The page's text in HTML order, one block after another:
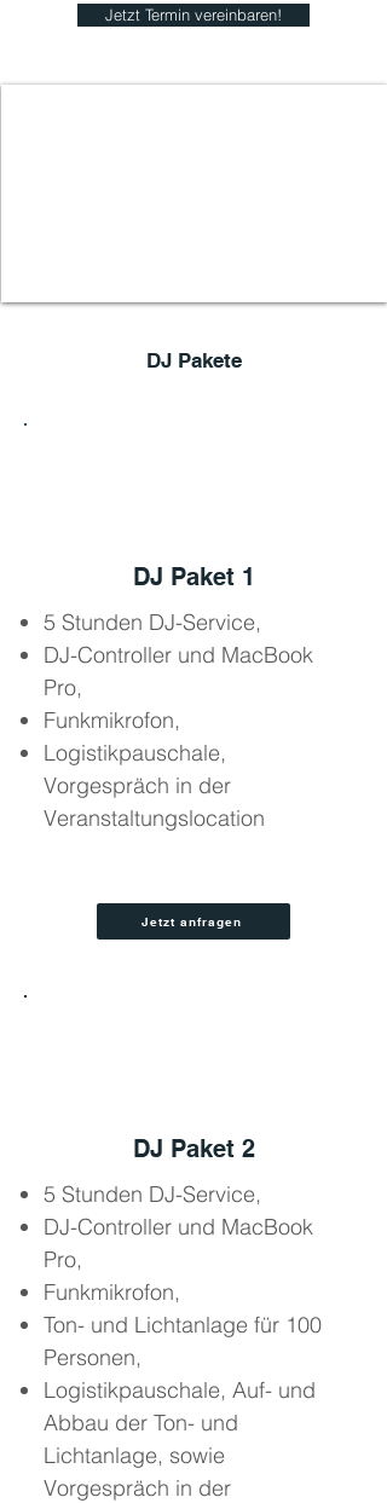
Jetzt Termin vereinbaren!
DJ Pakete
DJ Paket 1
5 Stunden DJ-Service,
DJ-Controller und MacBook
Pro,
Funkmikrofon,
Logistikpauschale,
Vorgespräch in der
Veranstaltungslocation
Jetzt anfragen
DJ Paket 2
5 Stunden DJ-Service,
DJ-Controller und MacBook
Pro,
Funkmikrofon,
Ton- und Lichtanlage für 100
Personen,
Logistikpauschale, Auf- und
Abbau der Ton- und
Lichtanlage, sowie
Vorgespräch in der